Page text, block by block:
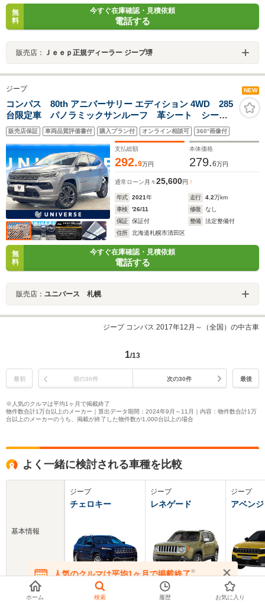
無
料
今すぐ在庫確認・見積依頼
電話する
販売店： Ｊｅｅｐ正規ディーラー ジープ堺
ジープ NEW
コンパス 80th アニバーサリー エディション 4WD 285
台限定車 パノラミックサンルーフ 革シート シート
ヒーター パワーシート アダプティブクルーズコント
ロール 純正ナビ Bluetooth ハンズフリーパワーバッ
クドア LEDヘッドライト
販売店保証 車両品質評価書付 購入プラン付 オンライン相談可 360°画像付
支払総額
292.9万円
本体価格
279.6万円
通常ローン 月々25,600円
年式 2021年 走行 4.2万km
車検
'26/11 修復
なし
保証
保証付 整備
法定整備付
住所
北海道札幌市清田区
無
料
今すぐ在庫確認・見積依頼
電話する
販売店： ユニバース 札幌
ジープ コンパス 2017年12月～（全国）の中古車
1/13
最初 前の30件 次の30件 最後
※人気のクルマは平均1ヶ月で掲載終了
物件数合計1万台以上のメーカー｜算出データ期間：2024年9月～11月｜内容：物件数合計1万
台以上のメーカーのうち、掲載が終了した物件数が1,000台以上の場合
よく一緒に検討される車種を比較
基本情報
新車価格
ジープ
チェロキー
379.1～522.3万円
ジープ
レネゲード
279.7～640万円
ジープ
アベン
499～604
人気のクルマは平均1ヶ月で掲載終了※
在庫が無くなる前にお問い合わせください
ホーム 検索 履歴 お気に入り